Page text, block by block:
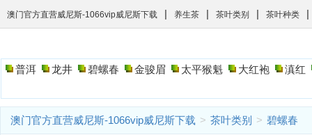
澳门官方直营威尼斯-1066vip威尼斯下载 | 养生茶 | 茶叶类别 | 茶叶种类 |
普洱 龙井 碧螺春 金骏眉 太平猴魁 大红袍 滇红
澳门官方直营威尼斯-1066vip威尼斯下载 > 茶叶类别 > 碧螺春